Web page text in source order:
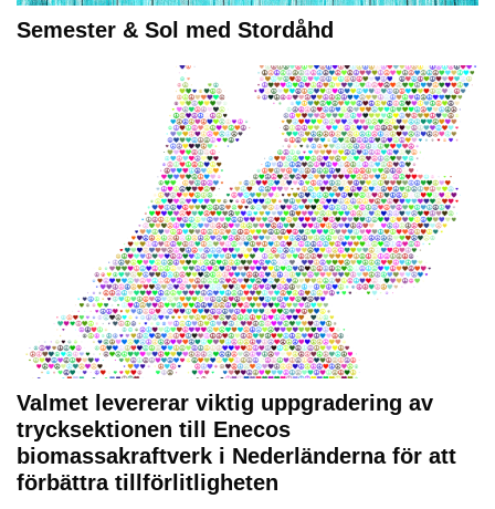
Semester & Sol med Stordåhd
Valmet levererar viktig uppgradering av
trycksektionen till Enecos
biomassakraftverk i Nederländerna för att
förbättra tillförlitligheten